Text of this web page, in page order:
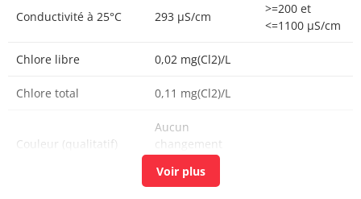
Conductivité à 25°C 293 µS/cm
>=200 et
<=1100 µS/cm
Chlore libre 0,02 mg(Cl2)/L
Chlore total 0,11 mg(Cl2)/L
Couleur (qualitatif)
Aucun
changement